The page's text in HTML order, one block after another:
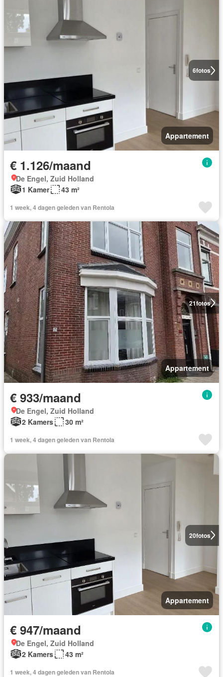
6fotos
Appartement
€ 1.126/maand
De Engel, Zuid Holland
1 Kamer
43 m²
1 week, 4 dagen geleden van Rentola
21fotos
Appartement
€ 933/maand
De Engel, Zuid Holland
2 Kamers
30 m²
1 week, 4 dagen geleden van Rentola
20fotos
Appartement
€ 947/maand
De Engel, Zuid Holland
2 Kamers
43 m²
1 week, 4 dagen geleden van Rentola